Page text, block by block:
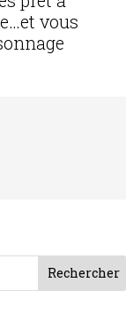
vous